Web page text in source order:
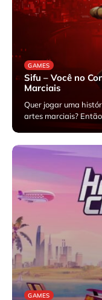
GAMES
Sifu – Você no
Marciais
Quer jogar uma
artes marciais?
janeiro
GAMES